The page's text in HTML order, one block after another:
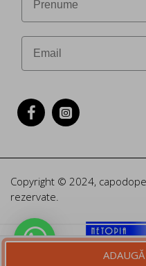
Copyright © 2024,
rezervate.